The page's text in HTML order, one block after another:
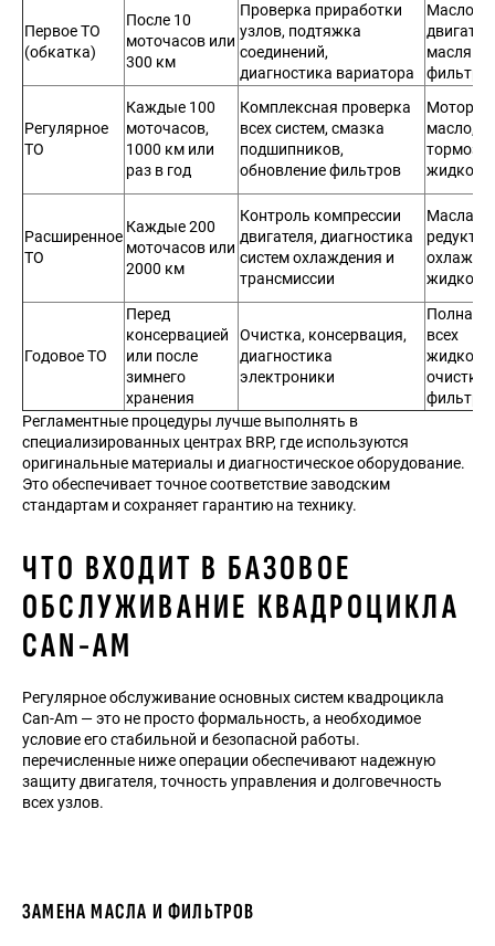
Первое ТО
(обкатка)
После 10
моточасов или
300 км
Проверка приработки
узлов, подтяжка
соединений,
диагностика вариатора
Масло
фильтр
Регулярное
ТО
Каждые 100
моточасов,
1000 км или
раз в год
Комплексная проверка
всех систем, смазка
подшипников,
обновление фильтров
масло,
Расширенное
ТО
Каждые 200
моточасов или
2000 км
Контроль компрессии
двигателя, диагностика
систем охлаждения и
трансмиссии
Масла в
Годовое ТО
Перед
консервацией
или после
зимнего
хранения
Очистка, консервация,
диагностика
электроники
Полная
всех
очистка
Регламентные процедуры лучше выполнять в
специализированных центрах BRP, где используются
оригинальные материалы и диагностическое оборудование.
Это обеспечивает точное соответствие заводским
стандартам и сохраняет гарантию на технику.
ЧТО ВХОДИТ В БАЗОВОЕ
ОБСЛУЖИВАНИЕ КВАДРОЦИКЛА
CAN-AM
Регулярное обслуживание основных систем квадроцикла
Can-Am — это не просто формальность, а необходимое
условие его стабильной и безопасной работы.
перечисленные ниже операции обеспечивают надежную
защиту двигателя, точность управления и долговечность
всех узлов.
ЗАМЕНА МАСЛА И ФИЛЬТРОВ